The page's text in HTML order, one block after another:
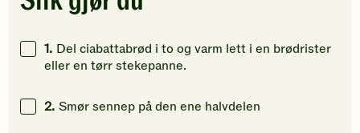
Klikk
å
gi
å
gi
din
å
gi
1. Del ciabattabrød i to og varm lett i en brødrister
eller en tørr stekepanne.
2. Smør sennep på den ene halvdelen